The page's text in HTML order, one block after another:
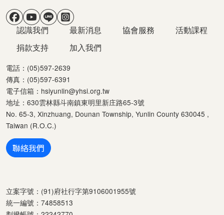
社群選單
主導覽
認識我們 最新消息 協會服務
活動課程
捐款支持
加入我們
電話：(05)597-2639
傳真：(05)597-6391
電子信箱： hsiyunlin@yhsi.org.tw
地址：630雲林縣斗南鎮東明里新庄路65-3號
No. 65-3, Xinzhuang, Dounan Township, Yunlin County 630045 ,
Taiwan (R.O.C.)
聯絡我們
立案字號：(91)府社行字第9106001955號
統一編號：74858513